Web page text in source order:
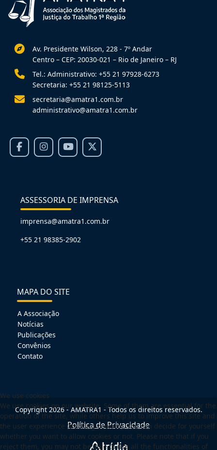
Av. Presidente Wilson, 228 - 7º Andar
Centro – CEP: 20030-021 – Rio de Janeiro – RJ
Tel.: Administrativo: +55 21 97928-6273
Secretaria: +55 21 98125-5113
secretaria@amatra1.com.br
administrativo@amatra1.com.br
ASSESSORIA DE IMPRENSA
imprensa@amatra1.com.br
+55 21 98385-2902
MAPA DO SITE
A Associação
Notícias
Publicações
Convênios
Contato
Copyright 2026 - AMATRA1 - Todos os direitos reservados.
Política de Privacidade
We use cookies
We use cookies on our website. Some of them are essential for the
operation of the site, while others help us to improve this site and
the user experience (tracking cookies). You can decide for yourself
whether you want to allow cookies or not. Please note that if you
reject them, you may not be able to use all the functionalities of